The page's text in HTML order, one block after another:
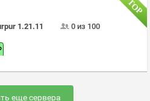
1.21.11 0 из 100
еще сервера